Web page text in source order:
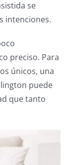
se
intenciones.
preciso. Para
únicos, una
puede
que tanto